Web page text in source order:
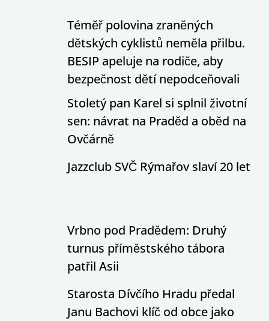
Téměř polovina zraněných
dětských cyklistů neměla přilbu.
BESIP apeluje na rodiče, aby
bezpečnost dětí nepodceňovali
Stoletý pan Karel si splnil životní
sen: návrat na Praděd a oběd na
Ovčárně
Jazzclub SVČ Rýmařov slaví 20 let
Vrbno pod Pradědem: Druhý
turnus příměstského tábora
patřil Asii
Starosta Dívčího Hradu předal
Janu Bachovi klíč od obce jako